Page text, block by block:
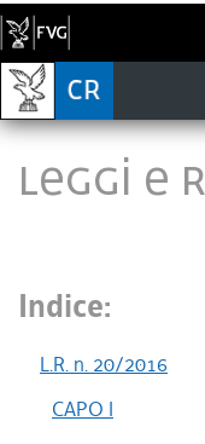
LEGGI E
Indice:
L.R. n. 20/2016
CAPO I